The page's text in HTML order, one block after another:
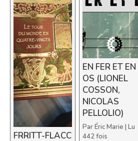
EN FER ET EN
OS (LIONEL
COSSON,
NICOLAS
PELLOLIO)
ParÉric Marie | Lu
442 fois
FRRITT-FLACC